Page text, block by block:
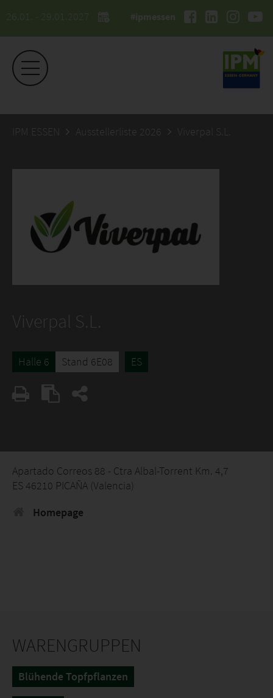
26.01. - 29.01.2027 #ipmessen
IPM ESSEN Ausstellerliste 2026 Viverpal S.L.
Viverpal S.L.
Halle 6 Stand 6E08 ES
Apartado Correos 88 - Ctra Albal-Torrent Km. 4,7
ES 46210 PICAÑA (Valencia)
Homepage
WARENGRUPPEN
Blühende Topfpflanzen